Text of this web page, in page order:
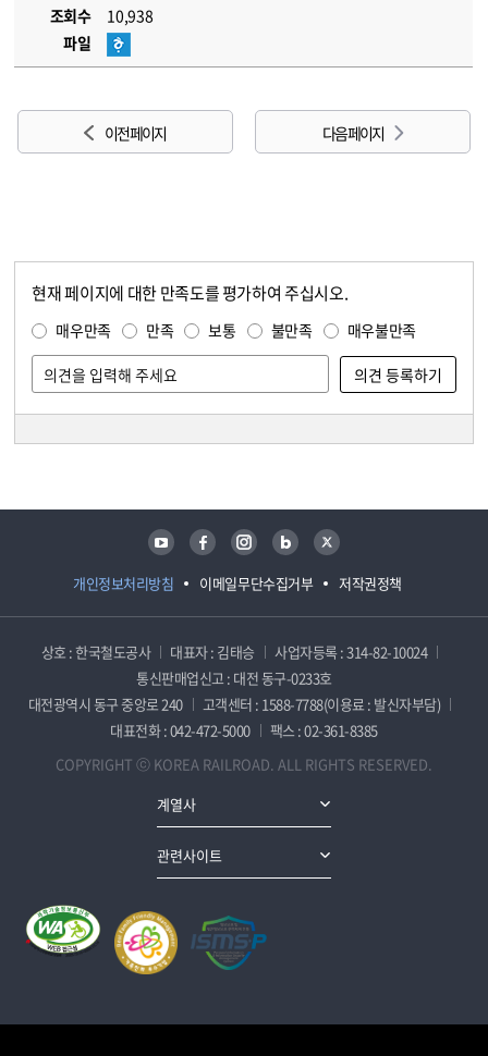
조회수
10,938
파일
이전 페이지 다음 페이지
현재 페이지에 대한 만족도를 평가하여 주십시오.
매우만족 만족 보통 불만족 매우불만족
개인정보처리방침 이메일무단수집거부 저작권정책
유튜브 페이스북 인스타그램 블로그 트위터
상호 : 한국철도공사 대표자 : 김태승
사업자등록 : 314-82-10024
통신판매업신고 : 대전 동구-0233호
대전광역시 동구 중앙로 240
고객센터 : 1588-7788(이용료 : 발신자부담)
대표전화 : 042-472-5000
팩스 : 02-361-8385
COPYRIGHT ⓒ KOREA RAILROAD. ALL RIGHTS RESERVED.
계열사
관련사이트